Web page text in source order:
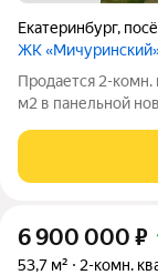
Екатеринбург,
ЖК
Продается 2-
м2 в панельной
кухня 4.9 м2,
располагается на 1
6 900 000 ₽
53,7 м² 2-комн.